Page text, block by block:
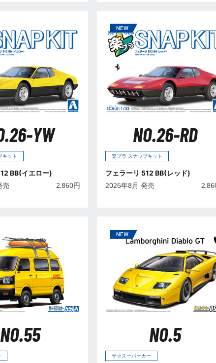
YW
キット
BB(イエロー)
売 2,860円
NO.26-RD
楽プラ スナップキット
フェラーリ 512 BB(レッド)
2026年8月 発売
NO.55 NO.5
ザ☆スーパーカー